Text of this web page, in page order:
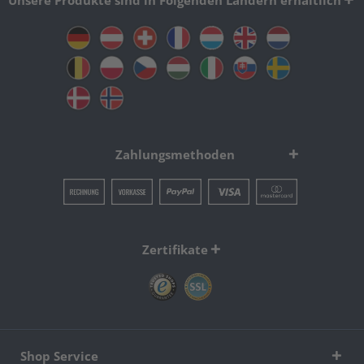
Zahlungsmethoden
Zertifikate
Shop Service